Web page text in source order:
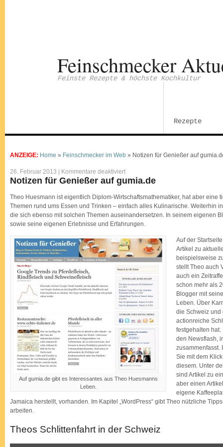
Feinschmecker
Feinste Rezepte & höchste Kochkultur
Rezepte
ANZEIGE: Home » Feinschmecker im Web » Notizen für Genießer auf
26. Februar 2013 | Kommentare deaktiviertfür
Notizen
für
auf
gumia.de
Notizen für Genießer auf gumia.de
Theo Huesmann ist eigentlich Diplom-Wirtschaftsmathematiker, hat aber eine
Themen rund ums Essen und Trinken – einfach alles Kulinarische. Weiterhin
die sich ebenso mit solchen Themen auseinandersetzen. In seinem eigenen
sowie seine eigenen Erlebnisse und Erfahrungen.
Auf gumia.de gibt es Interessantes aus Theo Huesmanns
Leben.
Auf der
Artikel zu
beispielsweise
stellt Theo auch
auch ein
schon mehr als
Blogger mit
Leben. Über
die Schweiz und
actionreiche
festgehalten
den Newsflash,
zusammenfasst.
Sie mit dem
diesem. Unter
sind Artikel zu
aber einen
eigene
Jamaica herstellt, vorhanden. Im Kapitel „WordPress“ gibt Theo nützliche
arbeiten.
Theos Schlittenfahrt in der Schweiz